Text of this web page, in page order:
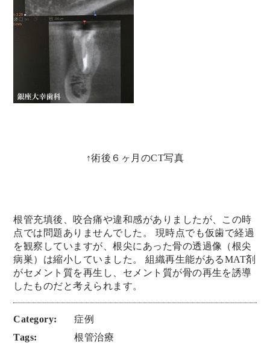
↑術後６ヶ月のCT写真
根管充填後、咬合痛や違和感がありましたが、この時
点では問題ありませんでした。 現時点でも仮歯で経過
を観察していますが、根尖にあった骨の透過像（根尖
病巣）は縮小していました。 組織再生能があるMAT剤
がセメント質を再生し、セメント質が骨の再生を誘導
したものだと考えられます。
Category:
症例
Tags:
根管治療